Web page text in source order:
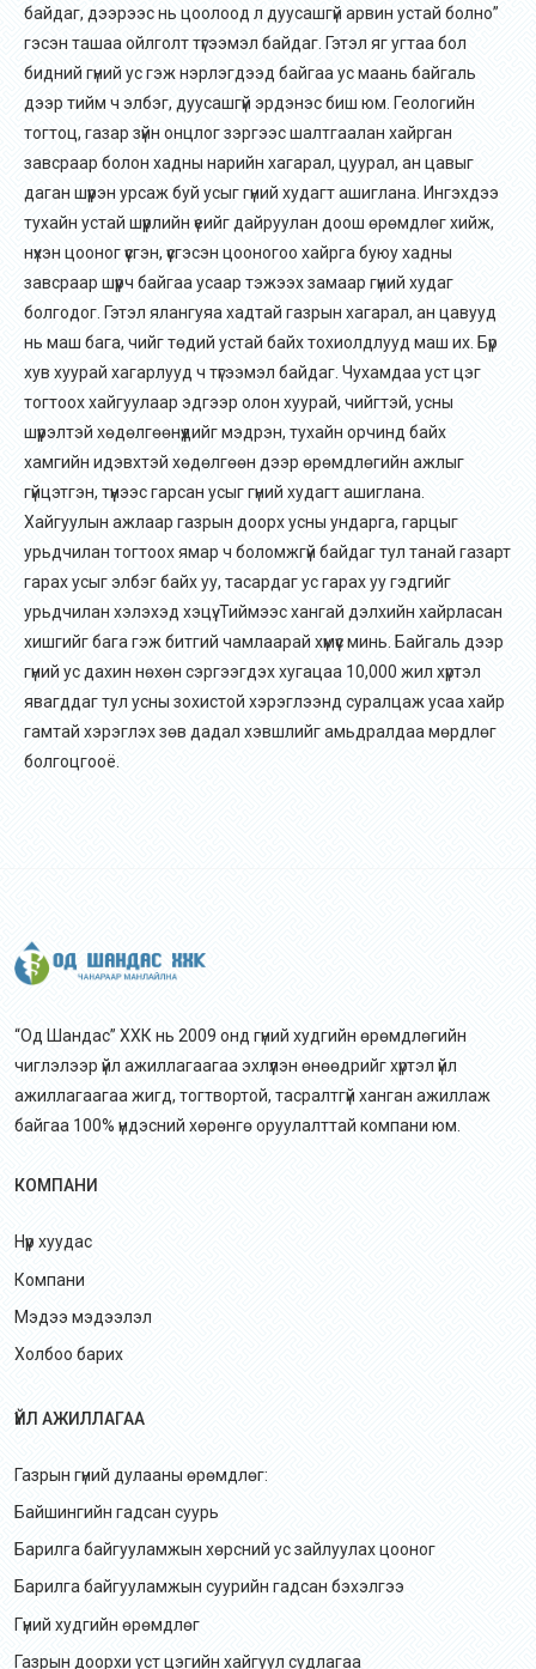
байдаг, дээрээс нь цоолоод л дуусашгүй арвин устай болно”
гэсэн ташаа ойлголт түгээмэл байдаг. Гэтэл яг угтаа бол
бидний гүний ус гэж нэрлэгдээд байгаа ус маань байгаль
дээр тийм ч элбэг, дуусашгүй эрдэнэс биш юм. Геологийн
тогтоц, газар зүйн онцлог зэргээсшалтгаалан хайрган
завсраар болон хадны нарийн хагарал, цуурал, ан цавыг
даган шүүрэн урсаж буй усыг гүний худагт ашиглана. Ингэхдээ
тухайн устай шүүрлийн үеийг дайруулан доош өрөмдлөг хийж,
нүхэн цооног үүсгэн, үүсгэсэн цооногоо хайрга буюу хадны
завсраар шүүрч байгаа усаар тэжээх замаар гүний худаг
болгодог. Гэтэл ялангуяа хадтай газрын хагарал, ан цавууд
нь маш бага, чийг төдий устай байх тохиолдлууд маш их. Бүр
хув хуурай хагарлууд ч түгээмэл байдаг. Чухамдаа уст цэг
тогтоох хайгуулаар эдгээр олон хуурай, чийгтэй, усны
шүүрэлтэй хөдөлгөөнүүдийг мэдрэн, тухайн орчинд байх
хамгийн идэвхтэй хөдөлгөөн дээр өрөмдлөгийн ажлыг
гүйцэтгэн, түүнээс гарсан усыг гүний худагт ашиглана.
Хайгуулын ажлаар газрын доорх усны ундарга, гарцыг
урьдчилан тогтоох ямар ч боломжгүй байдаг тул танай газарт
гарах усыг элбэг байх уу, тасардаг ус гарах уу гэдгийг
урьдчилан хэлэхэд хэцүү. Тиймээс хангай дэлхийн хайрласан
хишгийг бага гэж битгий чамлаарай хүмүүс минь. Байгаль дээр
гүний ус дахин нөхөн сэргээгдэх хугацаа 10,000 жил хүртэл
явагддаг тул усны зохистой хэрэглээнд суралцаж усаа хайр
гамтай хэрэглэх зөв дадал хэвшлийг амьдралдаа мөрдлөг
болгоцгооё.
“Од Шандас” ХХК нь 2009 онд гүний худгийн өрөмдлөгийн
чиглэлээр үйл ажиллагаагаа эхлүүлэн өнөөдрийг хүртэл үйл
ажиллагаагаа жигд, тогтвортой, тасралтгүй ханган ажиллаж
байгаа 100% үндэсний хөрөнгө оруулалттай компани юм.
КОМПАНИ
Нүүр хуудас
Компани
Мэдээ мэдээлэл
Холбоо барих
ҮЙЛ АЖИЛЛАГАА
Газрын гүний дулааны өрөмдлөг:
Байшингийн гадсан суурь
Барилга байгууламжын хөрсний ус зайлуулах цооног
Барилга байгууламжын суурийн гадсан бэхэлгээ
Гүний худгийн өрөмдлөг
Газрын доорхи уст цэгийн хайгуул судлагаа